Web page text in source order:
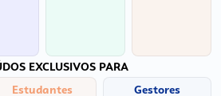
EXCLUSIVOS PARA
Estudantes Gestores